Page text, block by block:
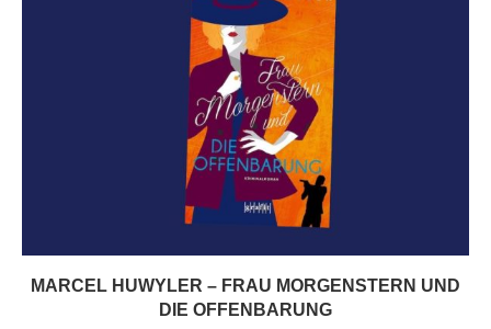
MARCEL HUWYLER – FRAU MORGENSTERN UND
DIE OFFENBARUNG